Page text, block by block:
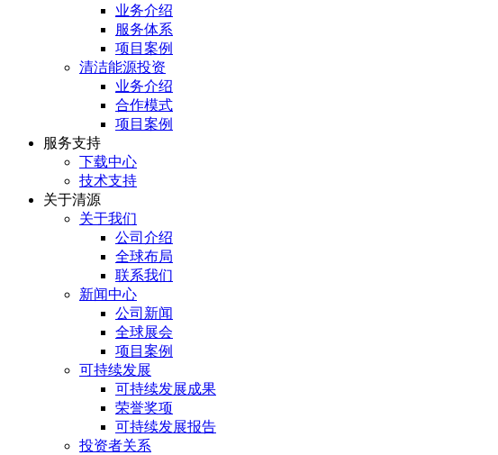
业务介绍
服务体系
项目案例
清洁能源投资
业务介绍
合作模式
项目案例
服务⽀持
下载中心
技术支持
关于清源
关于我们
公司介绍
全球布局
联系我们
新闻中心
公司新闻
全球展会
项目案例
可持续发展
可持续发展成果
荣誉奖项
可持续发展报告
投资者关系